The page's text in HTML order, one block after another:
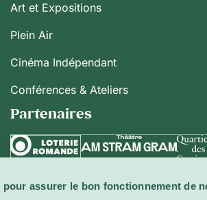
assurer le bon fonctionnement de
Art et Expositions
Plein Air
Cinéma Indépendant
Conférences & Ateliers
Partenaires